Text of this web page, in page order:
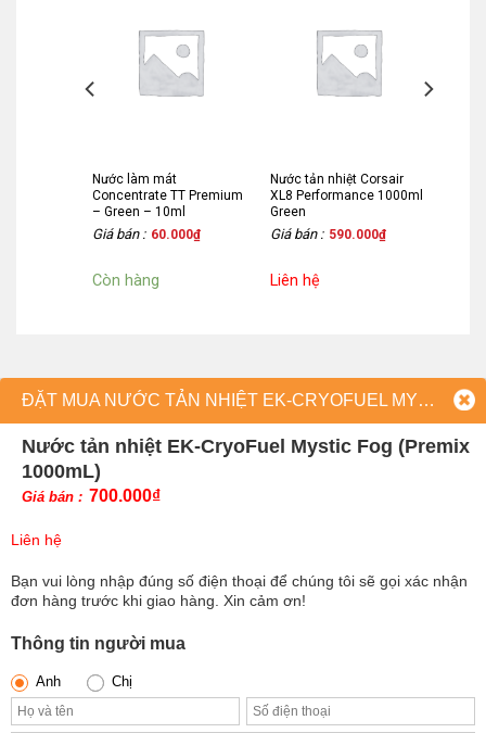
Nước làm mát
Concentrate TT Premium
– Green – 10ml
Giá bán : 60.000₫
Còn hàng
Nước tản nhiệt Corsair
XL8 Performance 1000ml
Green
Giá bán : 590.000₫
Liên hệ
ĐẶT MUA NƯỚC TẢN NHIỆT EK-CRYOFUEL MYSTIC FOG (PREMIX 1000ML)
Nước tản nhiệt EK-CryoFuel Mystic Fog (Premix
1000mL)
Giá bán : 700.000₫
Liên hệ
Bạn vui lòng nhập đúng số điện thoại để chúng tôi sẽ gọi xác nhận
đơn hàng trước khi giao hàng. Xin cảm ơn!
Thông tin người mua
Anh Chị